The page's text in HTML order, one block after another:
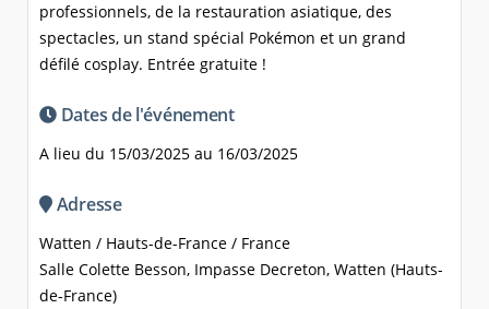
professionnels, de la restauration asiatique, des
spectacles, un stand spécial Pokémon et un grand
défilé cosplay. Entrée gratuite !
Dates de l'événement
A lieu du 15/03/2025 au 16/03/2025
Adresse
Watten / Hauts-de-France / France
Salle Colette Besson, Impasse Decreton, Watten (Hauts-
de-France)